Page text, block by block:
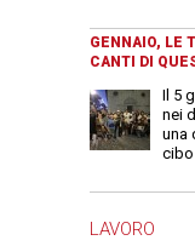
GENNAIO, LE
CANTI DI
Il 5
nei
una
cibo
LAVORO